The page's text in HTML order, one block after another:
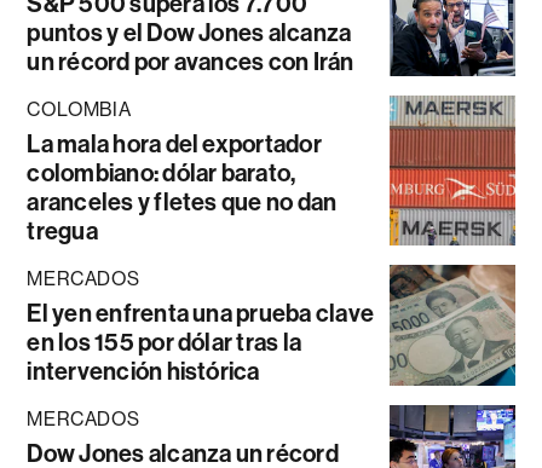
puntos y el Dow Jones alcanza
un récord por avances con Irán
COLOMBIA
La mala hora del exportador
colombiano: dólar barato,
aranceles y fletes que no dan
tregua
MERCADOS
El yen enfrenta una prueba clave
en los 155 por dólar tras la
intervención histórica
MERCADOS
Dow Jones alcanza un récord